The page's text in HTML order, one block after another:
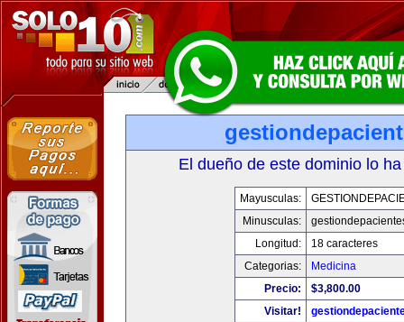
El dueño de este dominio lo
Mayusculas:
Minusculas:
Longitud:
18 caracteres
Categorias:
Medicina
Precio:
$3,800.00
Visitar!